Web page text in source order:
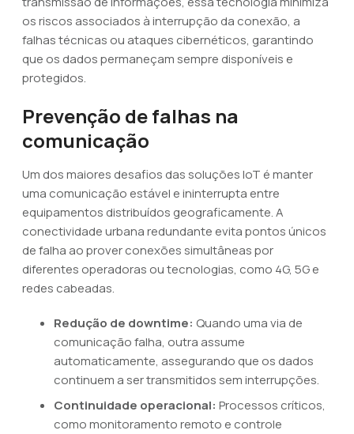
os riscos associados à interrupção da conexão, a
falhas técnicas ou ataques cibernéticos, garantindo
que os dados permaneçam sempre disponíveis e
protegidos.
Prevenção de falhas na
comunicação
Um dos maiores desafios das soluções IoT é manter
uma comunicação estável e ininterrupta entre
equipamentos distribuídos geograficamente. A
conectividade urbana redundante evita pontos únicos
de falha ao prover conexões simultâneas por
diferentes operadoras ou tecnologias, como 4G, 5G e
redes cabeadas.
Redução de downtime: Quando uma via de
comunicação falha, outra assume
automaticamente, assegurando que os dados
continuem a ser transmitidos sem interrupções.
Continuidade operacional: Processos críticos,
como monitoramento remoto e controle